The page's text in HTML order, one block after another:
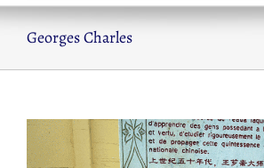
Georges Charles